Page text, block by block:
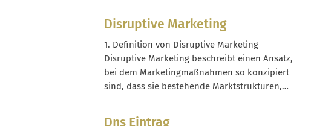
oder Strukturen systematisch aufgelöst
werden. Immer dann, wenn ein Wort, eine
Zeichenfolge oder ein Identifier mehrere
Bedeutungen haben kann, sorgt die
Disambiguierung dafür, dass genau eine,
semantisch passende Bedeutung...
Disruptive Marketing
1. Definition von Disruptive Marketing
Disruptive Marketing beschreibt einen Ansatz,
bei dem Marketingmaßnahmen so konzipiert
sind, dass sie bestehende Marktstrukturen,
radikal in Frage stellen. Ziel ist nicht nur
Dns Eintrag